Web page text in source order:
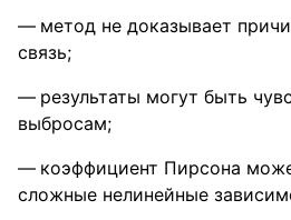
метод не доказывает
связь;
результаты могут быть
выбросам;
коэффициент Пирсона
сложные нелинейные